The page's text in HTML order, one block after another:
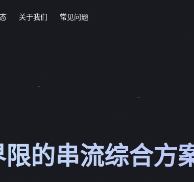
关于我们 常见问题
限的串流综合方